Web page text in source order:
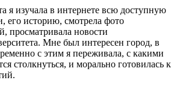
я изучала в интернете всю доступную
его историю, смотрела фото
просматривала новости
Мне был интересен город, в
с этим я переживала, с какими
столкнуться, и морально готовилась к